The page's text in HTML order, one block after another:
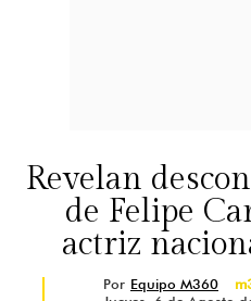
Revelan
de Felipe
actriz
Por Equipo M360